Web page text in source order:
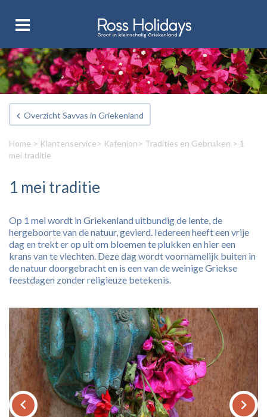
Overzicht Savvas in Griekenland
Home > Klantenservice> Kafenion> Tradities en Gebruiken > 1
mei traditie
1 mei traditie
Op 1 mei wordt in Griekenland uitbundig de lente, de
hergeboorte van de natuur, gevierd. Iedereen heeft een vrije
dag en trekt er op uit om bloemen te plukken en hier een
krans van te vlechten. Deze dag wordt voornamelijk buiten in
de natuur doorgebracht en is een van de weinige Griekse
feestdagen zonder religieuze betekenis.
keyboard_arrow_left keyboard_arrow_right